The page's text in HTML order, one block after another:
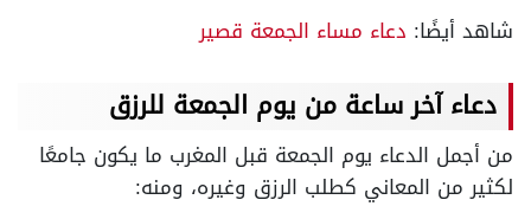
شاهد أيضًا: دعاء مساء الجمعة قصير
دعاء آخر ساعة من يوم الجمعة للرزق
من أجمل الدعاء يوم الجمعة قبل المغرب ما يكون جامعًا
لكثير من المعاني كطلب الرزق وغيره، ومنه: